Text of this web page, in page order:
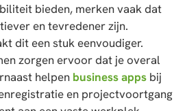
bieden, merken vaak dat
en tevredener zijn.
dit een stuk eenvoudiger.
zorgen ervoor dat je overal
helpen business apps bij
en projectvoortgang